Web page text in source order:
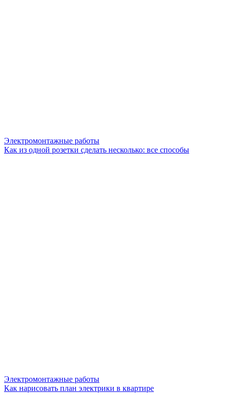
Электромонтажные работы
Как из одной розетки сделать несколько: все способы
Электромонтажные работы
Как нарисовать план электрики в квартире